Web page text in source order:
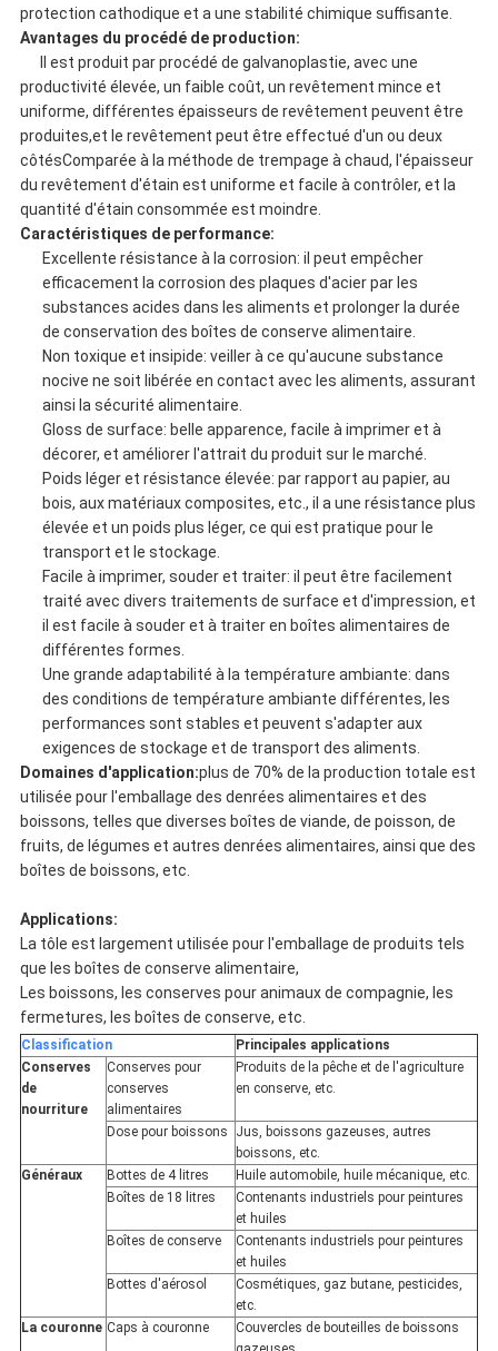
protection cathodique et a une stabilité chimique suffisante.
Avantages du procédé de production:
Il est produit par procédé de galvanoplastie, avec une
productivité élevée, un faible coût, un revêtement mince et
uniforme, différentes épaisseurs de revêtement peuvent être
produites,et le revêtement peut être effectué d'un ou deux
côtésComparée à la méthode de trempage à chaud, l'épaisseur
du revêtement d'étain est uniforme et facile à contrôler, et la
quantité d'étain consommée est moindre.
Caractéristiques de performance:
Excellente résistance à la corrosion: il peut empêcher
efficacement la corrosion des plaques d'acier par les
substances acides dans les aliments et prolonger la durée
de conservation des boîtes de conserve alimentaire.
Non toxique et insipide: veiller à ce qu'aucune substance
nocive ne soit libérée en contact avec les aliments, assurant
ainsi la sécurité alimentaire.
Gloss de surface: belle apparence, facile à imprimer et à
décorer, et améliorer l'attrait du produit sur le marché.
Poids léger et résistance élevée: par rapport au papier, au
bois, aux matériaux composites, etc., il a une résistance plus
élevée et un poids plus léger, ce qui est pratique pour le
transport et le stockage.
Facile à imprimer, souder et traiter: il peut être facilement
traité avec divers traitements de surface et d'impression, et
il est facile à souder et à traiter en boîtes alimentaires de
différentes formes.
Une grande adaptabilité à la température ambiante: dans
des conditions de température ambiante différentes, les
performances sont stables et peuvent s'adapter aux
exigences de stockage et de transport des aliments.
Domaines d'application:plus de 70% de la production totale est
utilisée pour l'emballage des denrées alimentaires et des
boissons, telles que diverses boîtes de viande, de poisson, de
fruits, de légumes et autres denrées alimentaires, ainsi que des
boîtes de boissons, etc.
Applications:
La tôle est largement utilisée pour l'emballage de produits tels
que les boîtes de conserve alimentaire,
Les boissons, les conserves pour animaux de compagnie, les
fermetures, les boîtes de conserve, etc.
Classification
Principales applications
Conserves
de
nourriture
Conserves pour
conserves
alimentaires
Produits de la pêche et de l'agriculture
en conserve, etc.
Dose pour boissons
Jus, boissons gazeuses, autres
boissons, etc.
Généraux
Bottes de 4 litres
Huile automobile, huile mécanique, etc.
Boîtes de 18 litres
Contenants industriels pour peintures
et huiles
Boîtes de conserve
Contenants industriels pour peintures
et huiles
Bottes d'aérosol
Cosmétiques, gaz butane, pesticides,
etc.
La couronne Caps à couronne
Couvercles de bouteilles de boissons